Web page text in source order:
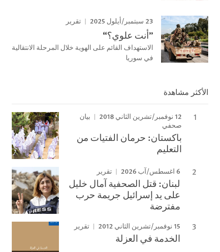
23 سبتمبر/أيلول 2025 تقرير
”أنت علوي؟“
الاستهداف القائم على الهوية خلال المرحلة الانتقالية
في سوريا
الأكثر مشاهدة
12 نوفمبر/تشرين الثاني 2018
بيان
صحفي
باكستان: حرمان الفتيات من
التعليم
6 اغسطس/آب 2026 تقرير
لبنان: قتل الصحفية آمال خليل
على يد إسرائيل جريمة حرب
مفترضة
15 نوفمبر/تشرين الثاني 2012 تقرير
الخدمة في العزلة